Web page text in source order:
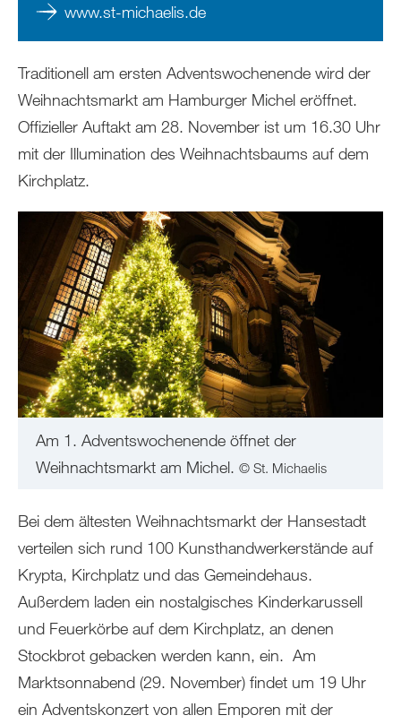
www.st-michaelis.de
Traditionell am ersten Adventswochenende wird der
Weihnachtsmarkt am Hamburger Michel eröffnet.
Offizieller Auftakt am 28. November ist um 16.30 Uhr
mit der Illumination des Weihnachtsbaums auf dem
Kirchplatz.
Am 1. Adventswochenende öffnet der
Weihnachtsmarkt am Michel. © St. Michaelis
Bei dem ältesten Weihnachtsmarkt der Hansestadt
verteilen sich rund 100 Kunsthandwerkerstände auf
Krypta, Kirchplatz und das Gemeindehaus.
Außerdem laden ein nostalgisches Kinderkarussell
und Feuerkörbe auf dem Kirchplatz, an denen
Stockbrot gebacken werden kann, ein. Am
Marktsonnabend (29. November) findet um 19 Uhr
ein Adventskonzert von allen Emporen mit der